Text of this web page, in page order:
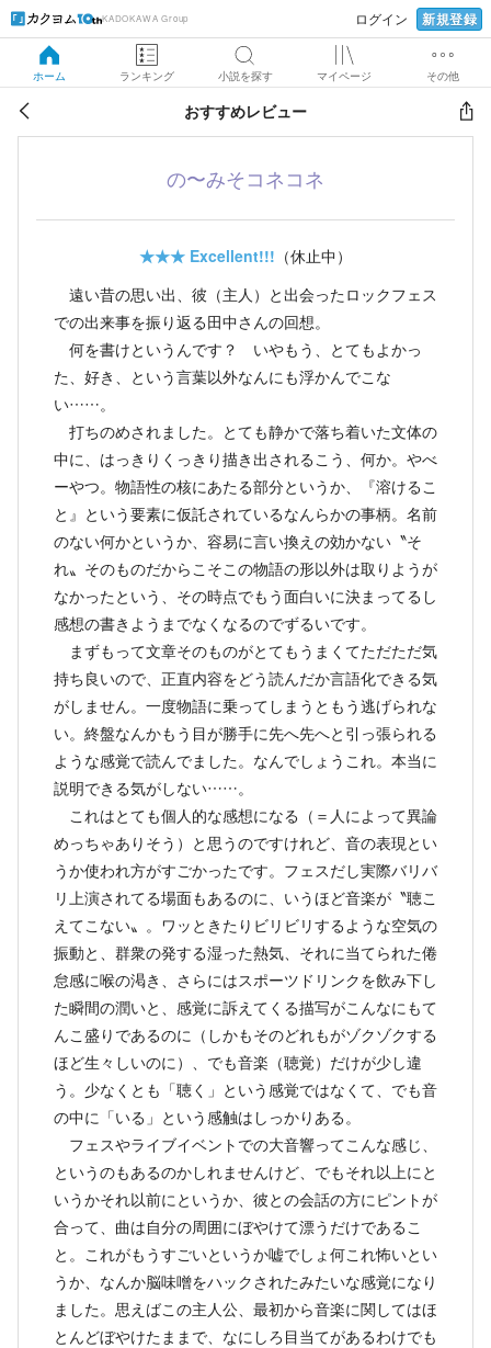
KADOKAWA Group ログイン 新規登録
ホーム ランキング 小説を探す マイページ その他
おすすめレビュー
の〜みそコネコネ
★★★ Excellent!!! （休止中）
遠い昔の思い出、彼（主人）と出会ったロックフェス
での出来事を振り返る田中さんの回想。
何を書けというんです？ いやもう、とてもよかっ
た、好き、という言葉以外なんにも浮かんでこな
い……。
打ちのめされました。とても静かで落ち着いた文体の
中に、はっきりくっきり描き出されるこう、何か。やべ
ーやつ。物語性の核にあたる部分というか、『溶けるこ
と』という要素に仮託されているなんらかの事柄。名前
のない何かというか、容易に言い換えの効かない〝そ
れ〟そのものだからこそこの物語の形以外は取りようが
なかったという、その時点でもう面白いに決まってるし
感想の書きようまでなくなるのでずるいです。
まずもって文章そのものがとてもうまくてただただ気
持ち良いので、正直内容をどう読んだか言語化できる気
がしません。一度物語に乗ってしまうともう逃げられな
い。終盤なんかもう目が勝手に先へ先へと引っ張られる
ような感覚で読んでました。なんでしょうこれ。本当に
説明できる気がしない……。
これはとても個人的な感想になる（＝人によって異論
めっちゃありそう）と思うのですけれど、音の表現とい
うか使われ方がすごかったです。フェスだし実際バリバ
リ上演されてる場面もあるのに、いうほど音楽が〝聴こ
えてこない〟。ワッときたりビリビリするような空気の
振動と、群衆の発する湿った熱気、それに当てられた倦
怠感に喉の渇き、さらにはスポーツドリンクを飲み下し
た瞬間の潤いと、感覚に訴えてくる描写がこんなにもて
んこ盛りであるのに（しかもそのどれもがゾクゾクする
ほど生々しいのに）、でも音楽（聴覚）だけが少し違
う。少なくとも「聴く」という感覚ではなくて、でも音
の中に「いる」という感触はしっかりある。
フェスやライブイベントでの大音響ってこんな感じ、
というのもあるのかしれませんけど、でもそれ以上にと
いうかそれ以前にというか、彼との会話の方にピントが
合って、曲は自分の周囲にぼやけて漂うだけであるこ
と。これがもうすごいというか嘘でしょ何これ怖いとい
うか、なんか脳味噌をハックされたみたいな感覚になり
ました。思えばこの主人公、最初から音楽に関してはほ
とんどぼやけたままで、なにしろ目当てがあるわけでも